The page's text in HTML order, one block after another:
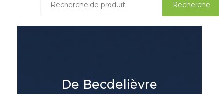
pour :
Recherche
De Becdelièvre